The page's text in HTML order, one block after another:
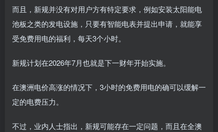
而且，新规并没有对用户方有特定要求，例如安装太阳能电
池板之类的发电设施，只要有智能电表并提出申请，就能享
受免费用电的福利，每天3个小时。
新规计划在2026年7月也就是下一财年开始实施。
在澳洲电价高涨的情况下，3小时的免费用电的确可以缓解一
定的电费压力。
不过，业内人士指出，新规可能存在一定问题，而且在全澳